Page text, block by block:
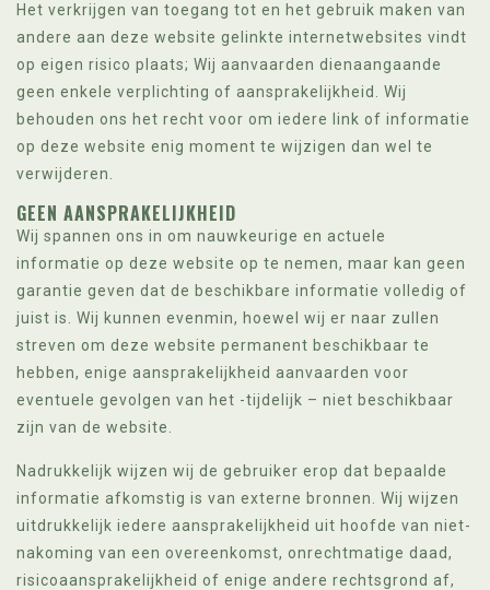
Het verkrijgen van toegang tot en het gebruik maken van
andere aan deze website gelinkte internetwebsites vindt
op eigen risico plaats; Wij aanvaarden dienaangaande
geen enkele verplichting of aansprakelijkheid. Wij
behouden ons het recht voor om iedere link of informatie
op deze website enig moment te wijzigen dan wel te
verwijderen.
GEEN AANSPRAKELIJKHEID
Wij spannen ons in om nauwkeurige en actuele
informatie op deze website op te nemen, maar kan geen
garantie geven dat de beschikbare informatie volledig of
juist is. Wij kunnen evenmin, hoewel wij er naar zullen
streven om deze website permanent beschikbaar te
hebben, enige aansprakelijkheid aanvaarden voor
eventuele gevolgen van het -tijdelijk – niet beschikbaar
zijn van de website.
Nadrukkelijk wijzen wij de gebruiker erop dat bepaalde
informatie afkomstig is van externe bronnen. Wij wijzen
uitdrukkelijk iedere aansprakelijkheid uit hoofde van niet-
nakoming van een overeenkomst, onrechtmatige daad,
risicoaansprakelijkheid of enige andere rechtsgrond af,